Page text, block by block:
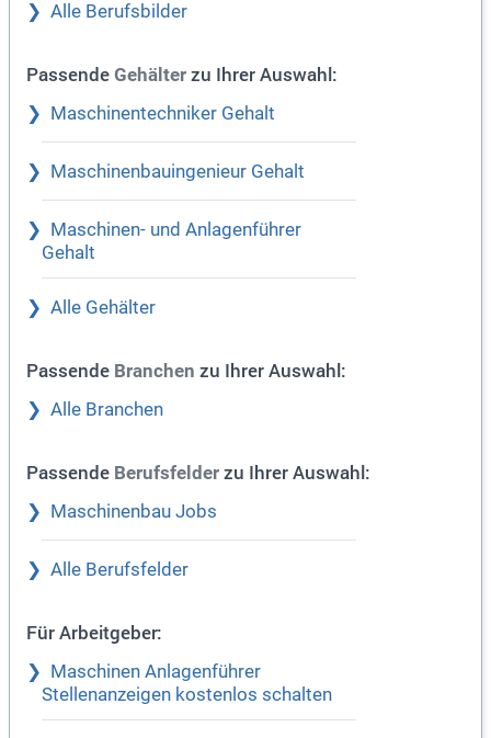
Alle Berufsbilder
Passende Gehälter zu Ihrer Auswahl:
Maschinentechniker Gehalt
Maschinenbauingenieur Gehalt
Maschinen- und Anlagenführer
Gehalt
Alle Gehälter
Passende Branchen zu Ihrer Auswahl:
Alle Branchen
Passende Berufsfelder zu Ihrer Auswahl:
Maschinenbau Jobs
Alle Berufsfelder
Für Arbeitgeber:
Maschinen Anlagenführer
Stellenanzeigen kostenlos schalten